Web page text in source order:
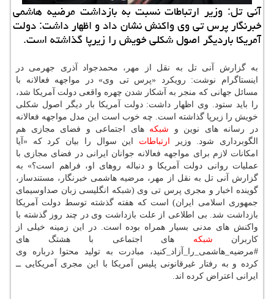
آنی تل: وزیر ارتباطات نسبت به بازداشت مرضیه هاشمی
خبرنگار پرس تی وی واكنش نشان داد و اظهار داشت: دولت
آمریكا باردیگر اصول شكلی خویش را زیرپا گذاشته است.
به گزارش آنی تل به نقل از مهر، محمدجواد آذری جهرمی در
اینستاگرام نوشت: رویكرد «پرس تی وی» در مواجهه فعالانه با
مسائل جهانی كه منجر به آشكار شدن چهره واقعی دولت آمریكا شد،
را باید ستود. وی اظهار داشت: دولت آمریكا بار دیگر اصول شكلی
خویش را زیرپا گذاشته است. چه خوب است این مدل مواجهه فعالانه
در رسانه های نوین و شبكه های اجتماعی و فضای مجازی هم
الگوبرداری شود. وزیر ارتباطات این سوال را بیان كرد كه «آیا
امكانات لازم برای مواجهه فعالانه جوانان ایرانی در فضای مجازی با
عملیات روانی دولت آمریكا و دنباله روهای او، فراهم است؟» به
گزارش آنی تل به نقل از مهر، مرضیه هاشمی خبرنگار، مستندساز،
گوینده اخبار و مجری پرس تی وی (شبكه انگلیسی زبان صداوسیمای
جمهوری اسلامی ایران) است كه هفته گذشته توسط دولت آمریكا
بازداشت شد. بی اطلاعی از علت بازداشت وی در چند روز گذشته با
واكنش های مدنی بسیار همراه بوده است. در این زمینه خیلی از
كاربران شبكه های اجتماعی با هشتگ های
#مرضیه_هاشمی_را_آزاد_كنید، مبادرت به تولید محتوا درباره وی
كرده و به رفتار غیرقانونی پلیس آمریكا با این مجری آمریكایی ــ
ایرانی اعتراض كرده اند.